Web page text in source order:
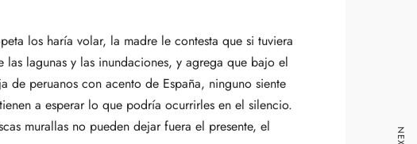
los haría volar, la madre le contesta que si tuviera
lagunas y las inundaciones, y agrega que bajo el
de peruanos con acento de España, ninguno siente
a esperar lo que podría ocurrirles en el silencio.
murallas no pueden dejar fuera el presente, el